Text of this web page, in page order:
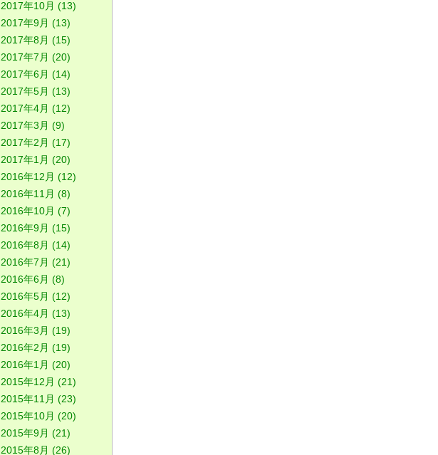
2017年10月 (13)
2017年9月 (13)
2017年8月 (15)
2017年7月 (20)
2017年6月 (14)
2017年5月 (13)
2017年4月 (12)
2017年3月 (9)
2017年2月 (17)
2017年1月 (20)
2016年12月 (12)
2016年11月 (8)
2016年10月 (7)
2016年9月 (15)
2016年8月 (14)
2016年7月 (21)
2016年6月 (8)
2016年5月 (12)
2016年4月 (13)
2016年3月 (19)
2016年2月 (19)
2016年1月 (20)
2015年12月 (21)
2015年11月 (23)
2015年10月 (20)
2015年9月 (21)
2015年8月 (26)